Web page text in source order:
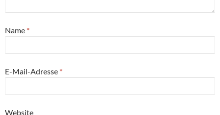
Name *
E-Mail-Adresse *
Website